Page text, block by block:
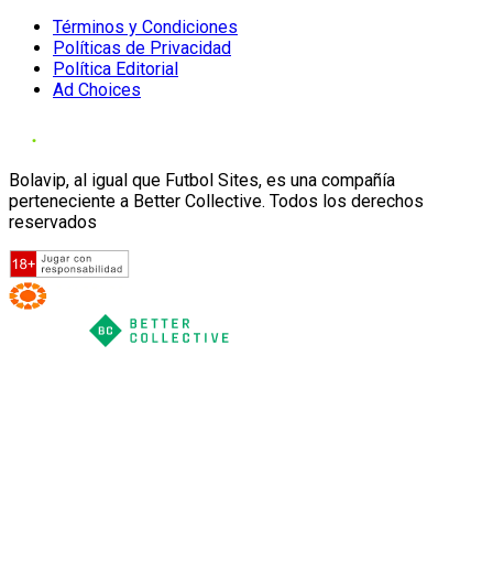
Términos y Condiciones
Políticas de Privacidad
Política Editorial
Ad Choices
Bolavip, al igual que Futbol Sites, es una compañía
perteneciente a Better Collective. Todos los derechos
reservados